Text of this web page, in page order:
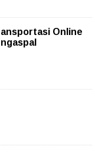
Online